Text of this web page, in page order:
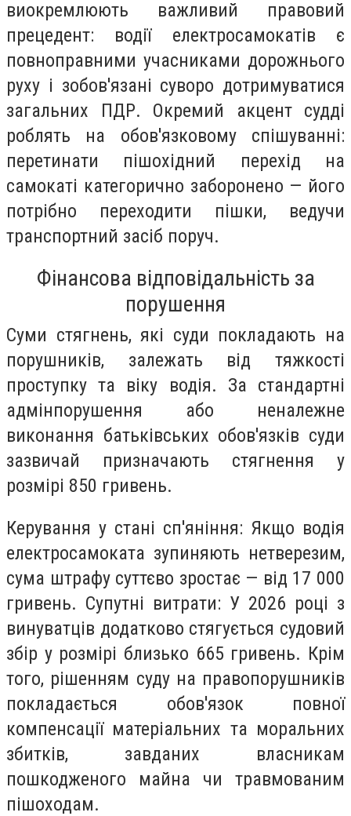
виокремлюють важливий правовий
прецедент: водії електросамокатів є
повноправними учасниками дорожнього
руху і зобов'язані суворо дотримуватися
загальних ПДР. Окремий акцент судді
роблять на обов'язковому спішуванні:
перетинати пішохідний перехід на
самокаті категорично заборонено — його
потрібно переходити пішки, ведучи
транспортний засіб поруч.
Фінансова відповідальність за
порушення
Суми стягнень, які суди покладають на
порушників, залежать від тяжкості
проступку та віку водія. За стандартні
адмінпорушення або неналежне
виконання батьківських обов'язків суди
зазвичай призначають стягнення у
розмірі 850 гривень.
Керування у стані сп'яніння: Якщо водія
електросамоката зупиняють нетверезим,
сума штрафу суттєво зростає — від 17 000
гривень. Супутні витрати: У 2026 році з
винуватців додатково стягується судовий
збір у розмірі близько 665 гривень. Крім
того, рішенням суду на правопорушників
покладається обов'язок повної
компенсації матеріальних та моральних
збитків, завданих власникам
пошкодженого майна чи травмованим
пішоходам.